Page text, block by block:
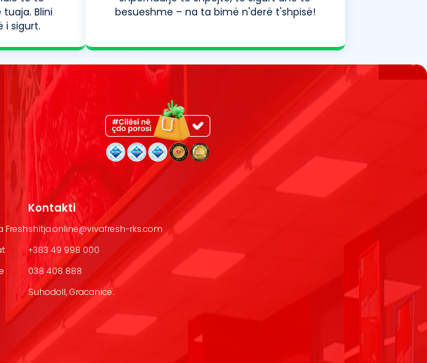
Blini
i sigurt.
besueshme – na ta bimë n'derë t'shpisë!
Fresh
Kontakti
shitja.online@vivafresh-rks.com
+383 49 998 000
038 408 888
Suhodoll, Gracanice..